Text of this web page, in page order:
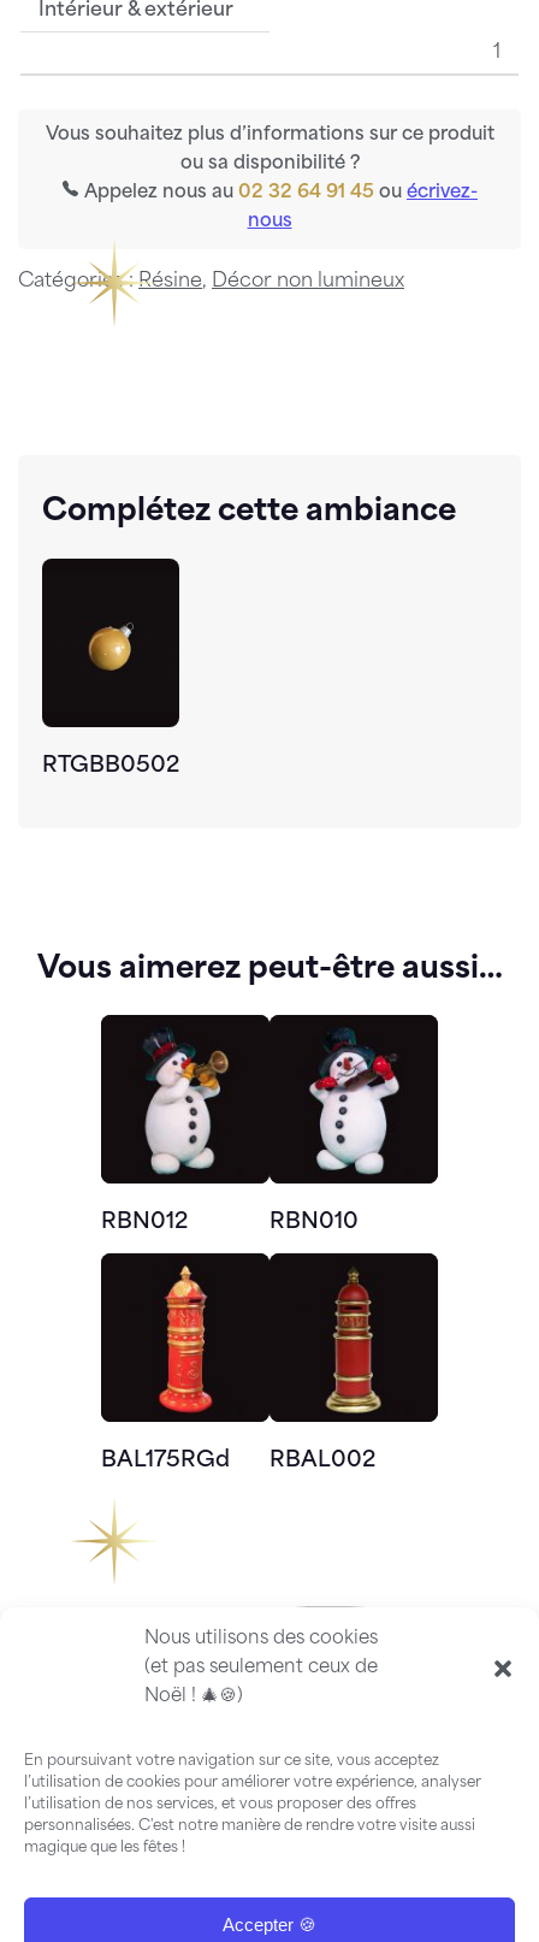
Nous utilisons des cookies
(et pas seulement ceux de
Noël ! 🎄🍪)
En poursuivant votre navigation sur ce site, vous acceptez
l’utilisation de cookies pour améliorer votre expérience, analyser
l’utilisation de nos services, et vous proposer des offres
personnalisées. C'est notre manière de rendre votre visite aussi
magique que les fêtes !
Accepter 🍪
Intérieur & extérieur
1
Vous souhaitez plus d’informations sur ce produit
ou sa disponibilité ?
Appelez nous au 02 32 64 91 45 ou écrivez-
nous
Catégories :Résine, Décor non lumineux
Complétez cette ambiance
RTGBB0502
Vous aimerez peut-être aussi…
RBN012 RBN010
BAL175RGd RBAL002
FAQ-Guide